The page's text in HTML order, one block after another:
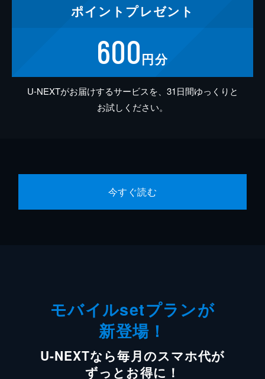
ポイント プレゼント
600円分
U-NEXTがお届けするサービスを、31日間ゆっくりと
お試しください。
今すぐ読む
モバイルsetプランが
新登場！
U-NEXTなら毎月のスマホ代が
ずっとお得に！